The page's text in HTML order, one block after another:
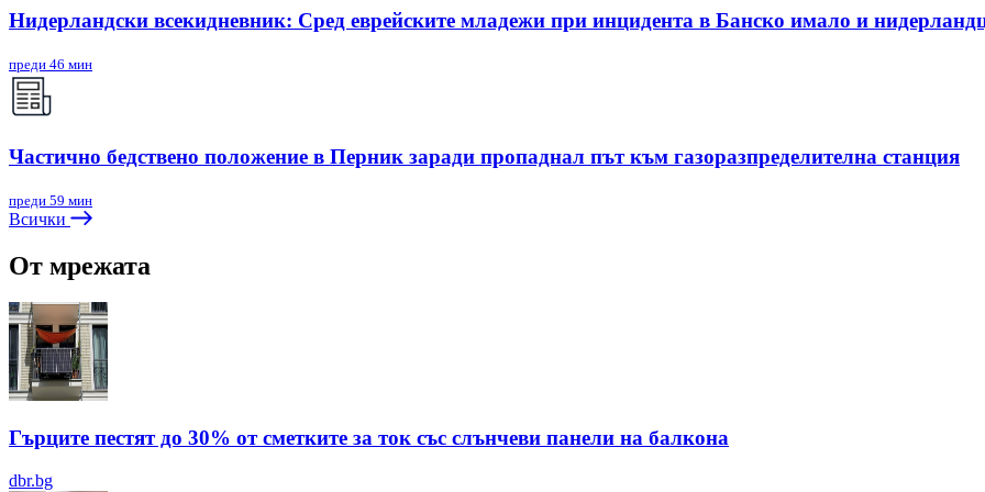
Нидерландски всекидневник: Сред еврейските младежи при инцидента в Банско имало и
преди 46 мин
Частично бедствено положение в Перник заради пропаднал път към газоразпределителна станция
преди 59 мин
Всички
От мрежата
Гърците пестят до 30% от сметките за ток със слънчеви панели на балкона
dbr.bg